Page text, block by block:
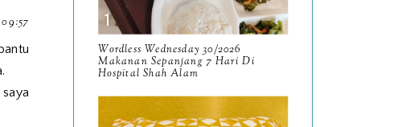
October 13
September
August8
Wordless Wednesday 30/2026
Makanan Sepanjang 7 Hari Di
Hospital Shah Alam